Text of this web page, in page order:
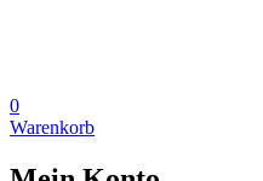
0
Warenkorb